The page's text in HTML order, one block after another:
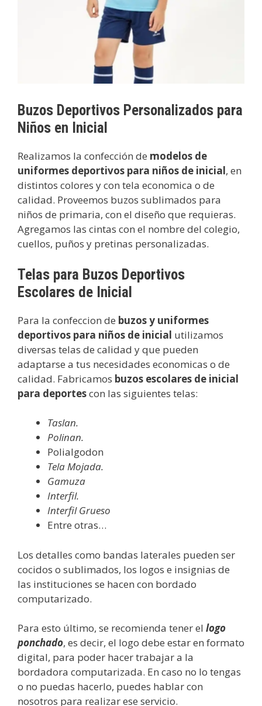
Buzos Deportivos Personalizados para
Niños en Inicial
Realizamos la confección de modelos de
uniformes deportivos para niños de inicial, en
distintos colores y con tela economica o de
calidad. Proveemos buzos sublimados para
niños de primaria, con el diseño que requieras.
Agregamos las cintas con el nombre del colegio,
cuellos, puños y pretinas personalizadas.
Telas para Buzos Deportivos
Escolares de Inicial
Para la confeccion de buzos y uniformes
deportivos para niños de inicial utilizamos
diversas telas de calidad y que pueden
adaptarse a tus necesidades economicas o de
calidad. Fabricamos buzos escolares de inicial
para deportescon las siguientes telas:
Taslan.
Polinan.
Polialgodon
Tela Mojada.
Gamuza
Interfil.
Interfil Grueso
Entre otras…
Los detalles como bandas laterales pueden ser
cocidos o sublimados, los logos e insignias de
las instituciones se hacen con bordado
computarizado.
Para esto último, se recomienda tener el logo
ponchado, es decir, el logo debe estar en formato
digital, para poder hacer trabajar a la
bordadora computarizada. En caso no lo tengas
o no puedas hacerlo, puedes hablar con
nosotros para realizar ese servicio.